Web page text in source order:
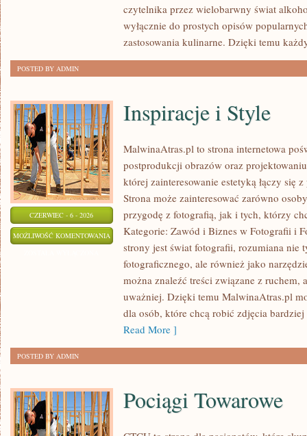
czytelnika przez wielobarwny świat
wyłącznie do prostych opisów
zastosowania kulinarne. Dzięki temu
POSTED BY ADMIN
CZERWIEC - 6 - 2026
MOŻLIWOŚĆ KOMENTOWANIA INSPIRACJE
STYLE
Inspiracje i Style
MalwinaAtras.pl to strona internetowa
postprodukcji obrazów oraz
której zainteresowanie estetyką łączy się
Strona może zainteresować zarówno
przygodę z fotografią, jak i tych, którzy
Kategorie: Zawód i Biznes w Fotografii i
strony jest świat fotografii, rozumiana nie
fotograficznego, ale również jako
można znaleźć treści związane z ruchem,
uważniej. Dzięki temu MalwinaAtras.pl
dla osób, które chcą robić zdjęcia bardziej
Read More ]
POSTED BY ADMIN
Pociągi Towarowe